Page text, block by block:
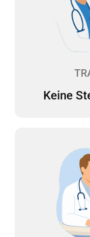
Keine
Überraschende
Albtraum für
daher zweimal
für Sie. Die
Sie laden Ihre
hoch, und wir
übersichtlich und
Buchführung